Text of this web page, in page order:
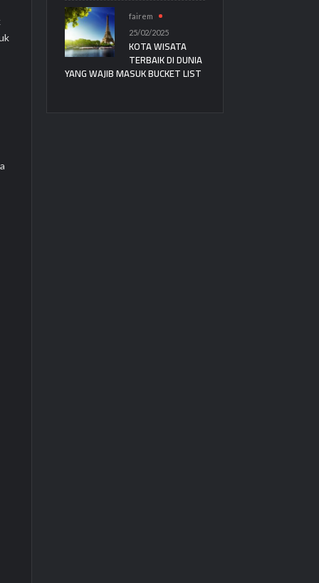
fairem
25/02/2025
KOTA WISATA
TERBAIK DI DUNIA
YANG WAJIB MASUK BUCKET LIST